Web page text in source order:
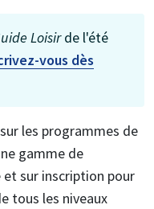
Loisirde l'été
vous dès
les programmes de
gamme de
sur inscription pour
tous les niveaux